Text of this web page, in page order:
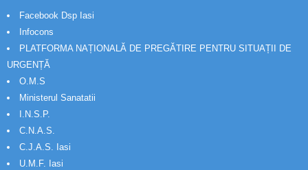
Facebook Dsp Iasi
Infocons
PLATFORMA NAȚIONALĂ DE PREGĂTIRE PENTRU SITUAȚII DE
URGENȚĂ
O.M.S
Ministerul Sanatatii
I.N.S.P.
C.N.A.S.
C.J.A.S. Iasi
U.M.F. Iasi